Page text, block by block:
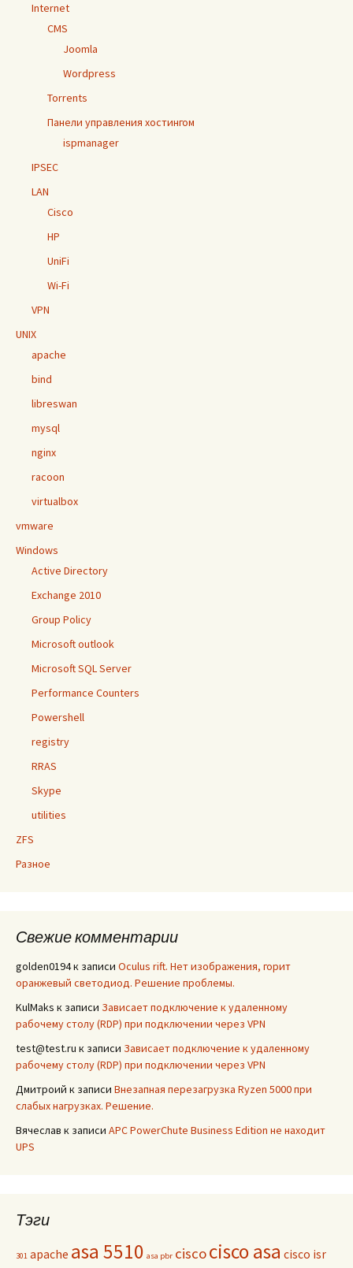
Internet
CMS
Joomla
Wordpress
Torrents
Панели управления хостингом
ispmanager
IPSEC
LAN
Cisco
HP
UniFi
Wi-Fi
VPN
UNIX
apache
bind
libreswan
mysql
nginx
racoon
virtualbox
vmware
Windows
Active Directory
Exchange 2010
Group Policy
Microsoft outlook
Microsoft SQL Server
Performance Counters
Powershell
registry
RRAS
Skype
utilities
ZFS
Разное
Свежие комментарии
golden0194к записи Oculus rift. Нет изображения, горит
оранжевый светодиод. Решение проблемы.
KulMaks к записи Зависает подключение к удаленному
рабочему столу (RDP) при подключении через VPN
test@test.ru к записи Зависает подключение к удаленному
рабочему столу (RDP) при подключении через VPN
Дмитроий к записи Внезапная перезагрузка Ryzen 5000 при
слабых нагрузках. Решение.
Вячеслав к записи APC PowerChute Business Edition не находит
UPS
Тэги
301 apache asa 5510 asa pbr ciscocisco asa cisco isr